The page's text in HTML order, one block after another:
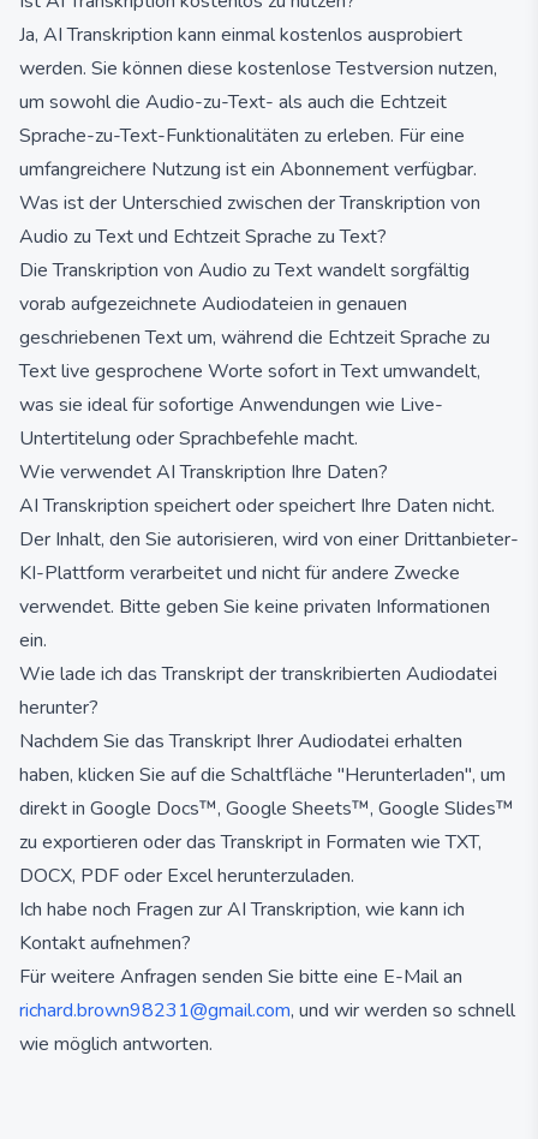
Ja, AI Transkription kann einmal kostenlos ausprobiert
werden. Sie können diese kostenlose Testversion nutzen,
um sowohl die Audio-zu-Text- als auch die Echtzeit
Sprache-zu-Text-Funktionalitäten zu erleben. Für eine
umfangreichere Nutzung ist ein Abonnement verfügbar.
Was ist der Unterschied zwischen der Transkription von
Audio zu Text und Echtzeit Sprache zu Text?
Die Transkription von Audio zu Text wandelt sorgfältig
vorab aufgezeichnete Audiodateien in genauen
geschriebenen Text um, während die Echtzeit Sprache zu
Text live gesprochene Worte sofort in Text umwandelt,
was sie ideal für sofortige Anwendungen wie Live-
Untertitelung oder Sprachbefehle macht.
Wie verwendet AI Transkription Ihre Daten?
AI Transkription speichert oder speichert Ihre Daten nicht.
Der Inhalt, den Sie autorisieren, wird von einer Drittanbieter-
KI-Plattform verarbeitet und nicht für andere Zwecke
verwendet. Bitte geben Sie keine privaten Informationen
ein.
Wie lade ich das Transkript der transkribierten Audiodatei
herunter?
Nachdem Sie das Transkript Ihrer Audiodatei erhalten
haben, klicken Sie auf die Schaltfläche "Herunterladen", um
direkt in Google Docs™, Google Sheets™, Google Slides™
zu exportieren oder das Transkript in Formaten wie TXT,
DOCX, PDF oder Excel herunterzuladen.
Ich habe noch Fragen zur AI Transkription, wie kann ich
Kontakt aufnehmen?
Für weitere Anfragen senden Sie bitte eine E-Mail an
richard.brown98231@gmail.com, und wir werden so schnell
wie möglich antworten.